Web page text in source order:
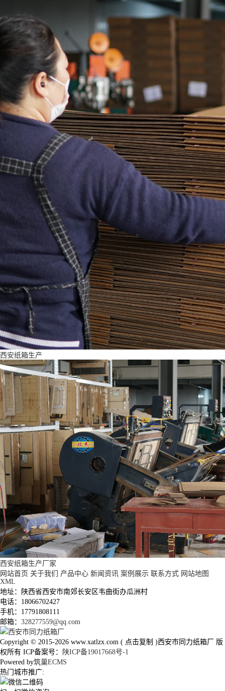
西安纸箱生产
西安纸箱生产厂家
网站首页 关于我们 产品中心 新闻资讯 案例展示 联系方式 网站地图
XML
地址：陕西省西安市南郊长安区韦曲街办瓜洲村
电话：18066702427
手机：17791808111
邮箱： 328277559@qq.com
Copyright © 2015-2026 www.xatlzx.com ( 点击复制 )西安市同力纸箱厂 版
权所有 ICP备案号：
陕ICP备19017668号-1
Powered by筑巢ECMS
热门城市推广: